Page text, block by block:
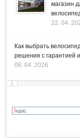
магазин
22. 04.
Как выбрать
решения с гарантией
08. 04. 2026